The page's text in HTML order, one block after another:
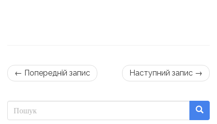
← Попередній запис Наступний запис →